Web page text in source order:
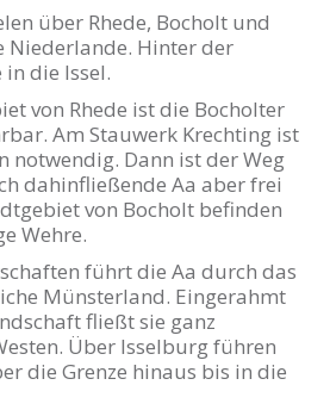
über Rhede, Bocholt und
Niederlande. Hinter der
die Issel.
von Rhede ist die Bocholter
Am Stauwerk Krechting ist
notwendig. Dann ist der Weg
dahinfließende Aa aber frei
von Bocholt befinden
Wehre.
führt die Aa durch das
Münsterland. Eingerahmt
fließt sie ganz
Über Isselburg führen
die Grenze hinaus bis in die